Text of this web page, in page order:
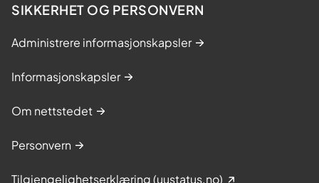
SIKKERHET OG PERSONVERN
Administrere informasjonskapsler
Informasjonskapsler
Om nettstedet
Personvern
Tilgjengelighetserklæring (uustatus.no)